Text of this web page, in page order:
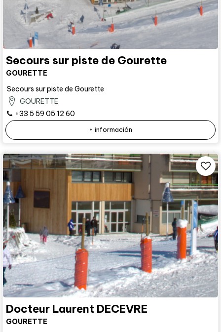
Secours sur piste de Gourette
GOURETTE
Secours sur piste de Gourette
GOURETTE
+33 5 59 05 12 60
+ información
Docteur Laurent DECEVRE
GOURETTE